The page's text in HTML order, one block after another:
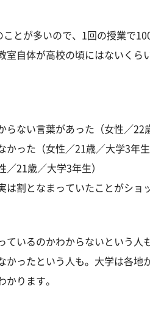
とが多いので、1回の授業で
室自体が高校の頃にはないくら
らない言葉があった（女性／22
かった（女性／21歳／大学3年生
／21歳／大学3年生）
は割となまっていたことがショ
ているのかわからないという人
かったという人も。大学は各地
かります。